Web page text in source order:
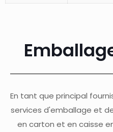
En tant que principal
services d'emballage et
en carton et en caisse